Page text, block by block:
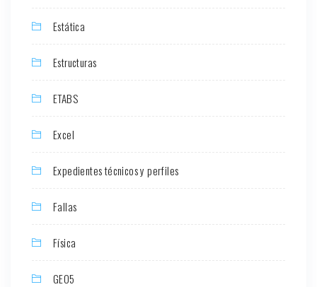
Estática
Estructuras
ETABS
Excel
Expedientes técnicos y perfiles
Fallas
Física
GEO5